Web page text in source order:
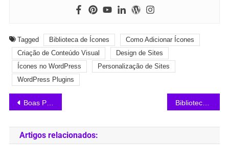
Tagged Biblioteca de Ícones
Como Adicionar Ícones
Criação de Conteúdo Visual
Design de Sites
Ícones no WordPress
Personalização de Sites
WordPress Plugins
Boas Práticas de SEO no WordPress: O Que Seguir em 2025
Artigos relacionados: